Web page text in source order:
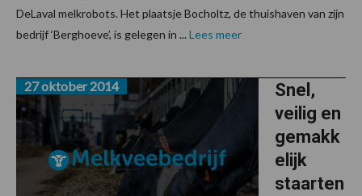
DeLaval melkrobots. Het plaatsje Bocholtz, de thuishaven van zijn
bedrijf ‘Berghoeve’, is gelegen in ... Lees meer
Snel,
veilig en
gemakk
elijk
staarten
27 oktober 2014